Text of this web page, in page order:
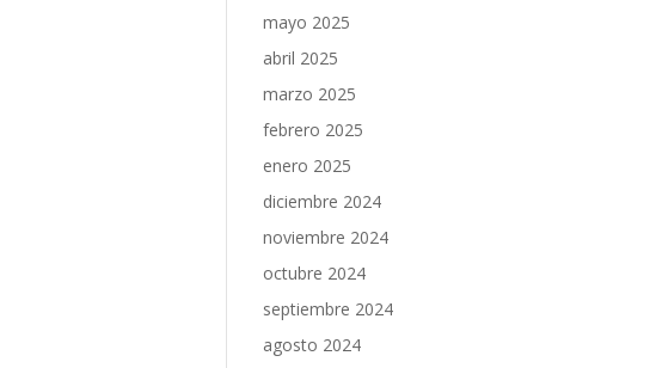
mayo 2025
abril 2025
marzo 2025
febrero 2025
enero 2025
diciembre 2024
noviembre 2024
octubre 2024
septiembre 2024
agosto 2024